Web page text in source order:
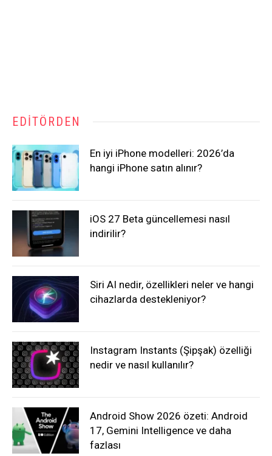
EDITÖRDEN
En iyi iPhone modelleri: 2026’da
hangi iPhone satın alınır?
iOS 27 Beta güncellemesi nasıl
indirilir?
Siri AI nedir, özellikleri neler ve hangi
cihazlarda destekleniyor?
Instagram Instants (Şipşak) özelliği
nedir ve nasıl kullanılır?
Android Show 2026 özeti: Android
17, Gemini Intelligence ve daha
fazlası